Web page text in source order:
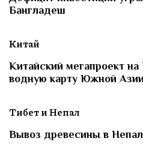
Бангладеш
Китай
Китайский мегапроект
водную карту Южной Азии
Тибет и Непал
Вывоз древесины в